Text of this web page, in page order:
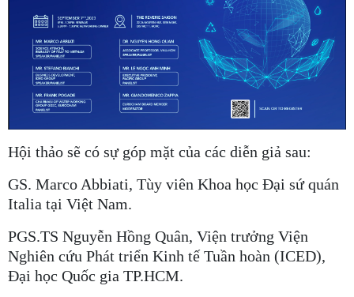
Hội thảo sẽ có sự góp mặt của các diễn giả sau:
GS. Marco Abbiati, Tùy viên Khoa học Đại sứ quán
Italia tại Việt Nam.
PGS.TS Nguyễn Hồng Quân, Viện trưởng Viện
Nghiên cứu Phát triển Kinh tế Tuần hoàn (ICED),
Đại học Quốc gia TP.HCM.